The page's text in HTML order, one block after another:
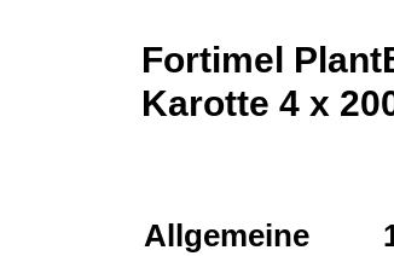
Fortimel
Karotte 4 x
Allgemeine